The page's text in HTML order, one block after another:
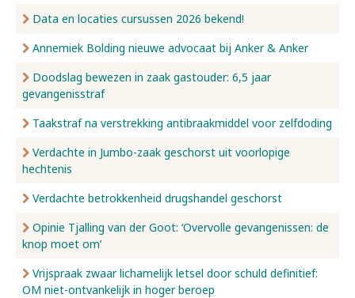
Data en locaties cursussen 2026 bekend!
Annemiek Bolding nieuwe advocaat bij Anker & Anker
Doodslag bewezen in zaak gastouder: 6,5 jaar
gevangenisstraf
Taakstraf na verstrekking antibraakmiddel voor zelfdoding
Verdachte in Jumbo-zaak geschorst uit voorlopige
hechtenis
Verdachte betrokkenheid drugshandel geschorst
Opinie Tjalling van der Goot: ‘Overvolle gevangenissen: de
knop moet om’
Vrijspraak zwaar lichamelijk letsel door schuld definitief:
OM niet-ontvankelijk in hoger beroep